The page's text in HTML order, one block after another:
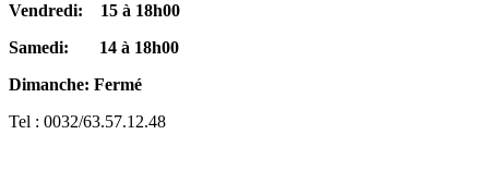
Vendredi: 15 à 18h00
Samedi: 14 à 18h00
Dimanche: Fermé
Tel : 0032/63.57.12.48